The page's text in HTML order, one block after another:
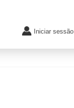
Iniciar sessão